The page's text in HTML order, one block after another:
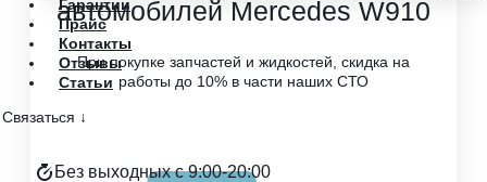
Гарантии
Прайс
Контакты
Отзывы
Статьи
Связаться ↓
Без выходных с 9:00-20:00
автомобилей Mercedes W910
При покупке запчастей и жидкостей, скидка на
работы до 10% в части наших СТО